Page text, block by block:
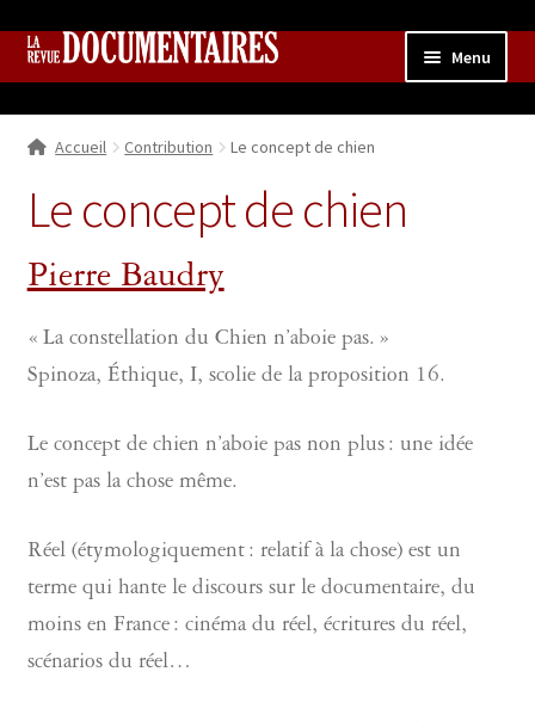
Aller
navigation
Aller
Menu
Qui sommes nous ?
Collection
Accueil Contribution Le concept de chien
Le concept de chien
Pierre Baudry
« La constellation du Chien n’aboie pas. »
Spinoza, Éthique, I, scolie de la proposition 16.
Le concept de chien n’aboie pas non plus : une idée
n’est pas la chose même.
Réel (étymologiquement : relatif à la chose) est un
terme qui hante le discours sur le documentaire, du
moins en France : cinéma du réel, écritures du réel,
scénarios du réel…